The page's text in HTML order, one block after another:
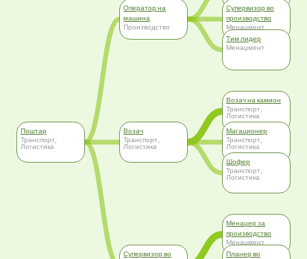
Поштар
Транспорт,
Логистика
Оператор на
машина
Производство
Возач
Транспорт,
Логистика
Супервизор во
Супервизор во
производство
Менаџмент
Тим лидер
Менаџмент
Возач на камион
Транспорт,
Логистика
Магационер
Транспорт,
Логистика
Шофер
Транспорт,
Логистика
Менаџер за
производство
Менаџмент
Планер во